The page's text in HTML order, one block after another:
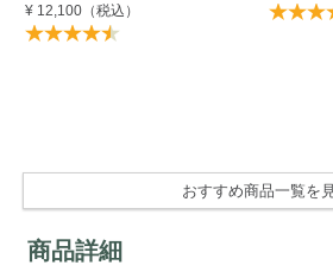
¥ 12,100（税込）
おすすめ商品一覧を
商品詳細